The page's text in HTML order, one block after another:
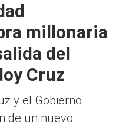
millonaria
del
Cruz
y el Gobierno
de un nuevo